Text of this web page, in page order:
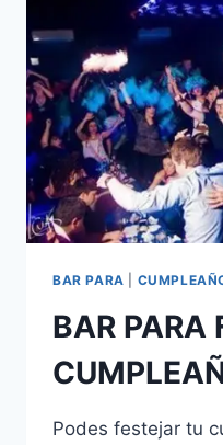
BAR PARA
BAR PARA
Podes festejar tu